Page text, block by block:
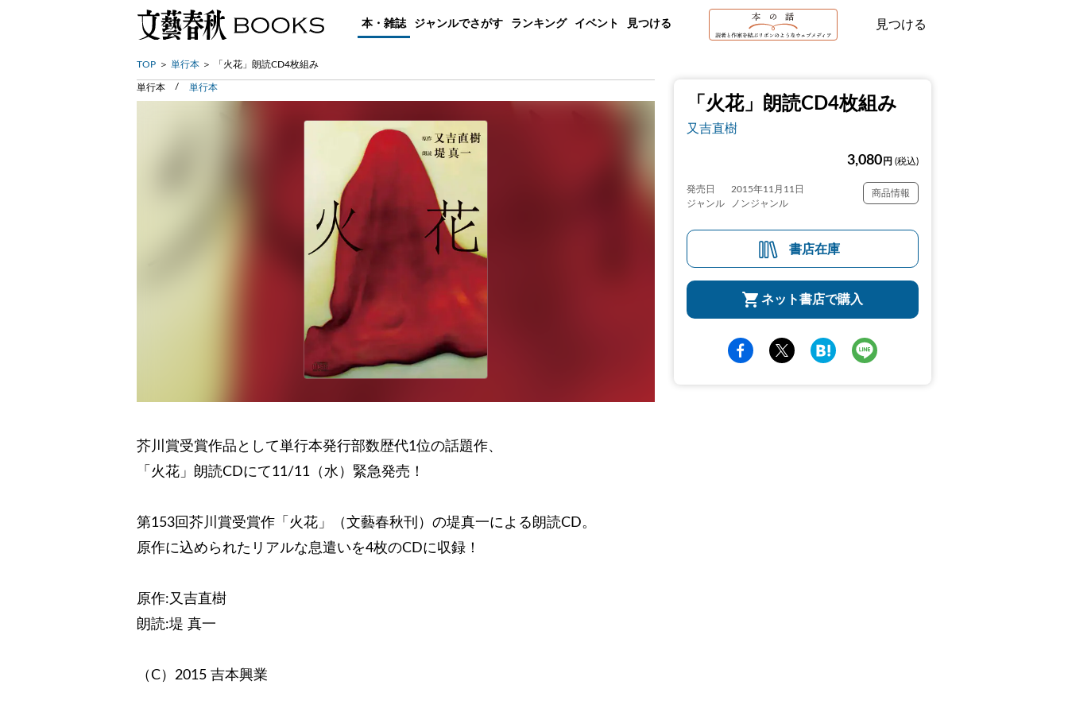
本・雑誌 ジャンルでさがす ランキング イベント 見つける 見つける
TOP 単行本 「火花」朗読CD4枚組み
「火花」朗読CD4枚組み
又吉直樹
3,080 円 (税込)
発売日
2015年11月11日
ジャンル
ノンジャンル
商品情報
書店在庫
ネット書店で購入
単行本 単行本
芥川賞受賞作品として単行本発行部数歴代1位の話題作、
「火花」朗読CDにて11/11（水）緊急発売！
第153回芥川賞受賞作「火花」（文藝春秋刊）の堤真一による朗読CD。
原作に込められたリアルな息遣いを4枚のCDに収録！
原作:又吉直樹
朗読:堤 真一
（C）2015 吉本興業